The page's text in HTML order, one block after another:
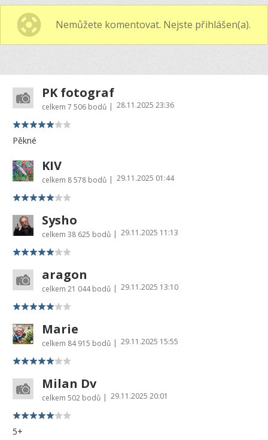
Nemůžete komentovat. Nejste přihlášen(a).
PK fotograf
celkem 7 506 bodů | 28.11.2025 23:36
Pěkné
KIV
celkem 8 578 bodů | 29.11.2025 01:44
Sysho
celkem 38 625 bodů | 29.11.2025 11:13
aragon
celkem 21 044 bodů | 29.11.2025 13:10
Marie
celkem 84 915 bodů | 29.11.2025 15:55
Milan Dv
celkem 502 bodů | 29.11.2025 20:01
5+